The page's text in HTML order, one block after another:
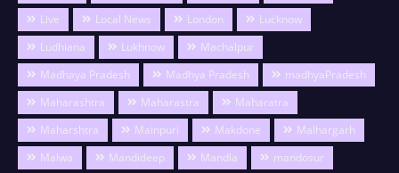
Live
Local News London
Lucknow
Ludhiana
Lukhnow
Machalpur
Madhaya Pradesh
Madhya Pradesh
madhyaPradesh
Maharashtra
Maharastra
Maharatra
Maharshtra
Mainpuri Makdone
Malhargarh
Malwa
Mandideep Mandla
mandosur